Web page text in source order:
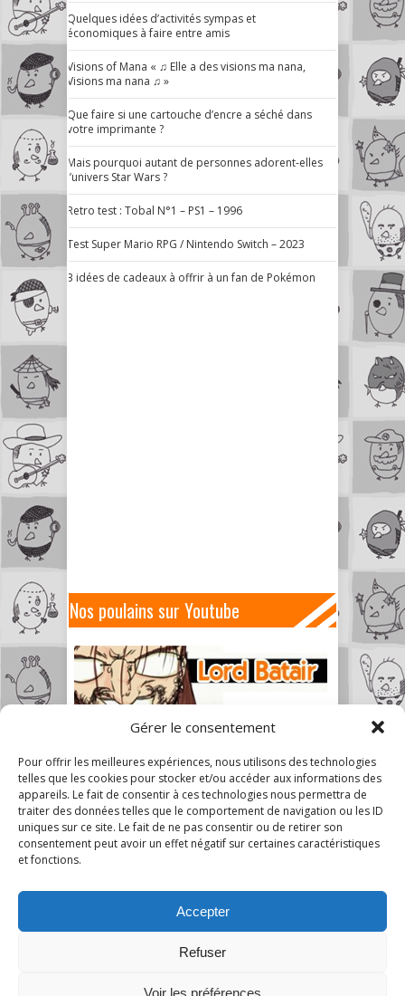
Gérer le consentement
Pour offrir les meilleures expériences, nous utilisons des technologies
telles que les cookies pour stocker et/ou accéder aux informations des
appareils. Le fait de consentir à ces technologies nous permettra de
traiter des données telles que le comportement de navigation ou les ID
uniques sur ce site. Le fait de ne pas consentir ou de retirer son
consentement peut avoir un effet négatif sur certaines caractéristiques
et fonctions.
Accepter
Refuser
Voir les préférences
Quelques idées d’activités sympas et
économiques à faire entre amis
Visions of Mana « ♫ Elle a des visions ma nana,
Visions ma nana ♫ »
Que faire si une cartouche d’encre a séché dans
votre imprimante ?
Mais pourquoi autant de personnes adorent-elles
l’univers Star Wars ?
Retro test : Tobal N°1 – PS1 – 1996
Test Super Mario RPG / Nintendo Switch – 2023
3 idées de cadeaux à offrir à un fan de Pokémon
Nos poulains sur Youtube